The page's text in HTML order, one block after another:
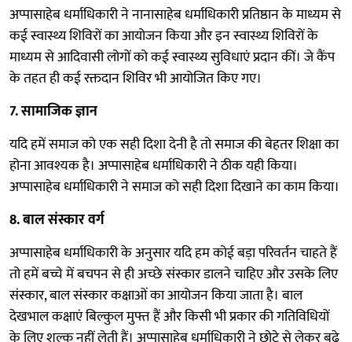
अप्पासाहेब धर्माधिकारी ने नानासाहेब धर्माधिकारी प्रतिष्ठान के माध्यम से
कई स्वास्थ्य शिविरों का आयोजन किया और इन स्वास्थ्य शिविरों के
माध्यम से आदिवासी लोगों को कई स्वास्थ्य सुविधाएं प्रदान कीं। जे कैंप
के तहत ही कई रक्तदान शिविर भी आयोजित किए गए।
7. सामाजिक ज्ञान
यदि हमें समाज को एक सही दिशा देनी है तो समाज की बेहतर शिक्षा का
होना आवश्यक है। अप्पासाहेब धर्माधिकारी ने ठीक यही किया।
अप्पासाहेब धर्माधिकारी ने समाज को सही दिशा दिखाने का काम किया।
8. बाल संस्कार वर्ग
अप्पासाहेब धर्माधिकारी के अनुसार यदि हम कोई बड़ा परिवर्तन चाहते हैं
तो हमें बच्चे में बचपन से ही अच्छे संस्कार डालने चाहिए और उसके लिए
संस्कार, बाल संस्कार कक्षाओं का आयोजन किया जाता है। बाल
देखभाल कक्षाएं बिल्कुल मुफ्त हैं और किसी भी प्रकार की गतिविधियों